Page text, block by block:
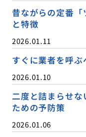
昔ながらの定番
と特徴
2026.01.11
すぐに業者を呼
2026.01.10
二度と詰まらせ
ための予防策
2026.01.06